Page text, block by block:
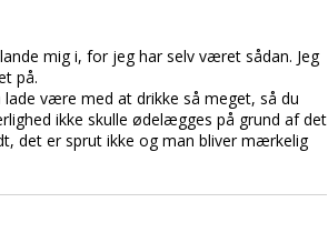
mig i, for jeg har selv været sådan. Jeg
på.
være med at drikke så meget, så du
ikke skulle ødelægges på grund af det
det er sprut ikke og man bliver mærkelig